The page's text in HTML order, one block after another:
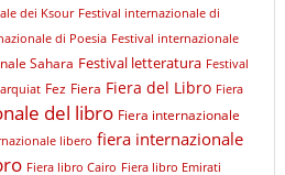
dei Ksour Festival internazionale di
di Poesia Festival internazionale
Sahara Festival letteratura Festival
Fez Fiera Fiera del Libro Fiera
del libro Fiera internazionale
libero fiera internazionale
Fiera libro Cairo Fiera libro Emirati